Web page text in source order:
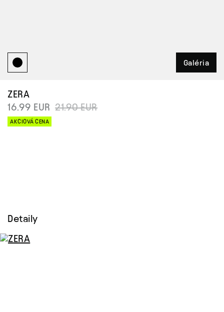
Galéria
ZERA
16.99 EUR21.90 EUR
AKCIOVÁ CENA
Detaily